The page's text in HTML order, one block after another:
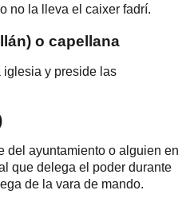
no la lleva el caixer fadrí.
o capellana
iglesia y preside las
del ayuntamiento o alguien en
que delega el poder durante
de la vara de mando.